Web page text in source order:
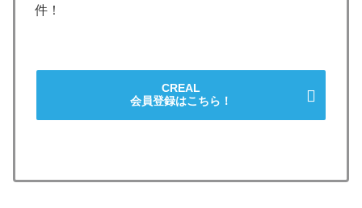
件！
CREAL
会員登録はこちら！